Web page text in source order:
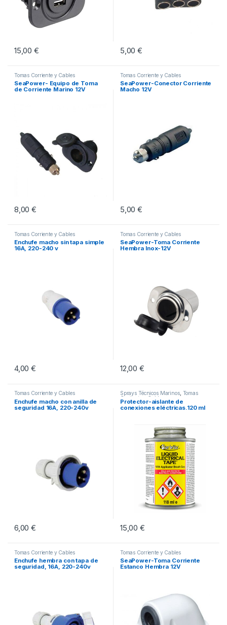
15,00€ 5,00€
Tomas Corriente y Cables
SeaPower- Equipo de Toma
de Corriente Marino 12V
8,00€
Tomas Corriente y Cables
SeaPower-Conector Corriente
Macho 12V
5,00€
Tomas Corriente y Cables
Enchufe macho sin tapa simple
16A, 220-240 v
4,00€
Tomas Corriente y Cables
SeaPower-Toma Corriente
Hembra Inox-12V
12,00€
Tomas Corriente y Cables
Enchufe macho con anilla de
seguridad 16A, 220-240v
6,00€
Sprays Técnicos Marinos, Tomas
Corriente y Cables
Protector-aislante de
conexiones eléctricas.120 ml
15,00€
Tomas Corriente y Cables
Enchufe hembra con tapa de
seguridad, 16A, 220-240v
Tomas Corriente y Cables
SeaPower-Toma Corriente
Estanco Hembra 12V